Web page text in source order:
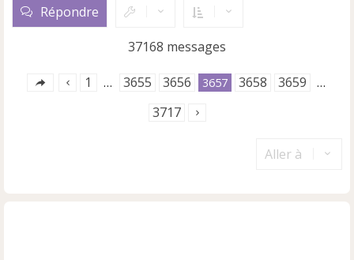
Répondre
37168 messages
1 … 3655 3656 3657 3658 3659 …
3717
Aller à